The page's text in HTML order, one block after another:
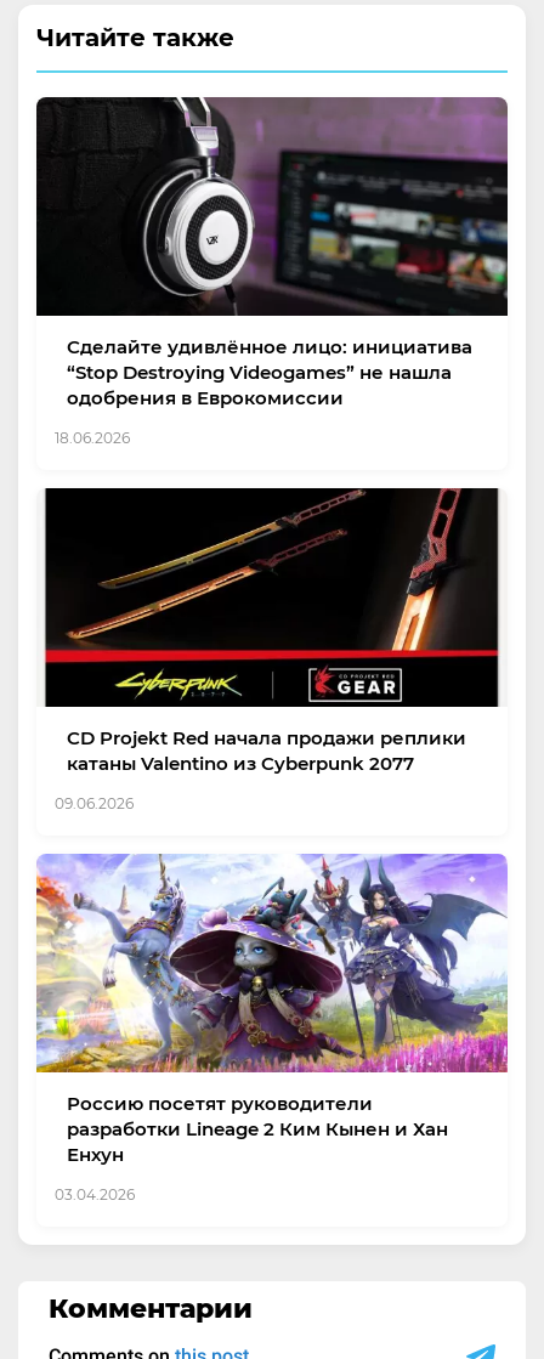
Читайте также
Сделайте удивлённое лицо: инициатива
“Stop Destroying Videogames” не нашла
одобрения в Еврокомиссии
18.06.2026
CD Projekt Red начала продажи реплики
катаны Valentino из Cyberpunk 2077
09.06.2026
Россию посетят руководители
разработки Lineage 2 Ким Кынен и Хан
Енхун
03.04.2026
Комментарии